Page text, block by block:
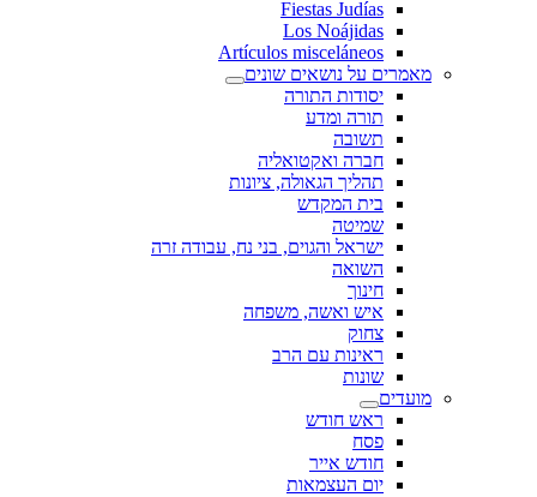
Fiestas Judías
Los Noájidas
Artículos misceláneos
מאמרים על נושאים שונים
יסודות התורה
תורה ומדע
תשובה
חברה ואקטואליה
תהליך הגאולה, ציונות
בית המקדש
שמיטה
ישראל והגוים, בני נח, עבודה זרה
השואה
חינוך
איש ואשה, משפחה
צחוק
ראינות עם הרב
שונות
מועדים
ראש חודש
פסח
חודש אייר
יום העצמאות